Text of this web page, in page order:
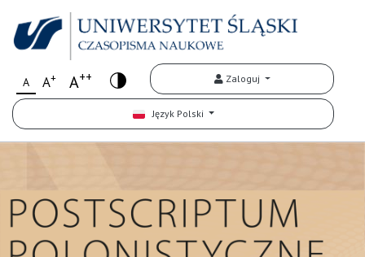
A A+ A++ Zaloguj
Język Polski